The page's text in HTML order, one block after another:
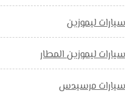
ليموزين
ليموزين المطار
سيارات مرسيدس